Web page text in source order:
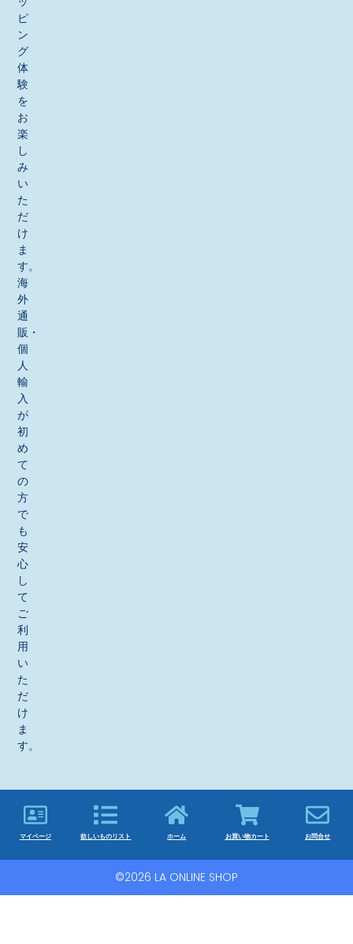
ピ
ン
グ
体
験
を
お
楽
し
み
い
た
だ
け
ま
す。
海
外
通
販・
個
人
輸
入
が
初
め
て
の
方
で
も
安
心
し
て
ご
利
用
い
た
だ
け
ま
す。
マイページ 欲しいものリスト ホーム お買い物カート お問合せ
©2026 LA ONLINE SHOP